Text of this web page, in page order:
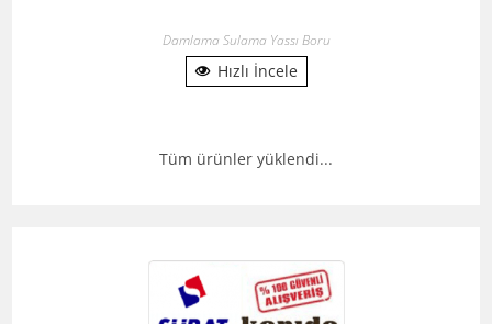
Damlama Sulama Yassı Boru
Hızlı İncele
Tüm ürünler yüklendi...